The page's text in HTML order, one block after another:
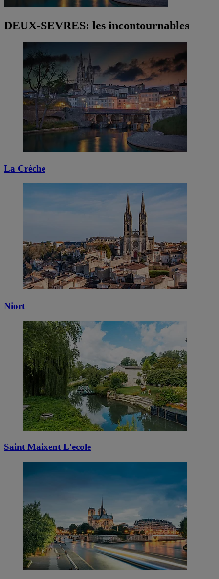
DEUX-SEVRES: les incontournables
La Crèche
Niort
Saint Maixent L'ecole